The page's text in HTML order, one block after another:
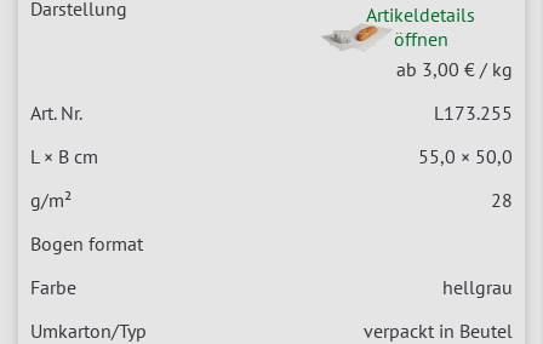
Artikeldetails
öffnen
ab 3,00 € / kg
L173.255
55,0 × 50,0
28
hellgrau
verpackt in Beutel